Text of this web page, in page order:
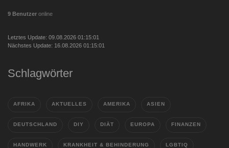
9 Benutzer online
Letztes Update: 09.08.2026 01:15:01
Nächstes Update: 16.08.2026 01:15:01
Schlagwörter
AFRIKA AKTUELLES AMERIKA ASIEN
DEUTSCHLAND DIY DIÄT EUROPA FINANZEN
HANDWERK KRANKHEIT & BEHINDERUNG LGBTIQ